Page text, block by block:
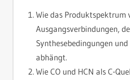
Wie das Produktspektrum
Ausgangsverbindungen,
Synthesebedingungen
abhängt.
Wie CO und HCN als C-